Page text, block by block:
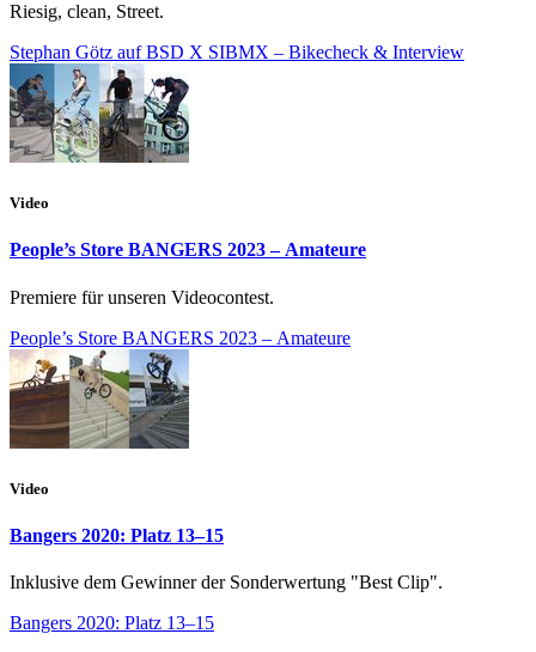
Riesig, clean, Street.
Stephan Götz auf BSD X SIBMX – Bikecheck & Interview
Video
People’s Store BANGERS 2023 – Amateure
Premiere für unseren Videocontest.
People’s Store BANGERS 2023 – Amateure
Video
Bangers 2020: Platz 13–15
Inklusive dem Gewinner der Sonderwertung "Best Clip".
Bangers 2020: Platz 13–15